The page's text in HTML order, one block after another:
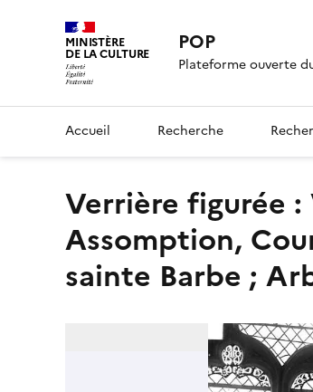
MINISTÈRE
DE LA CULTURE POP
Plateforme ouverte
Accueil Recherche
Verrière figurée : Vie de la Vierge (Éducation, Mort,
Assomption,
sainte Barbe ;